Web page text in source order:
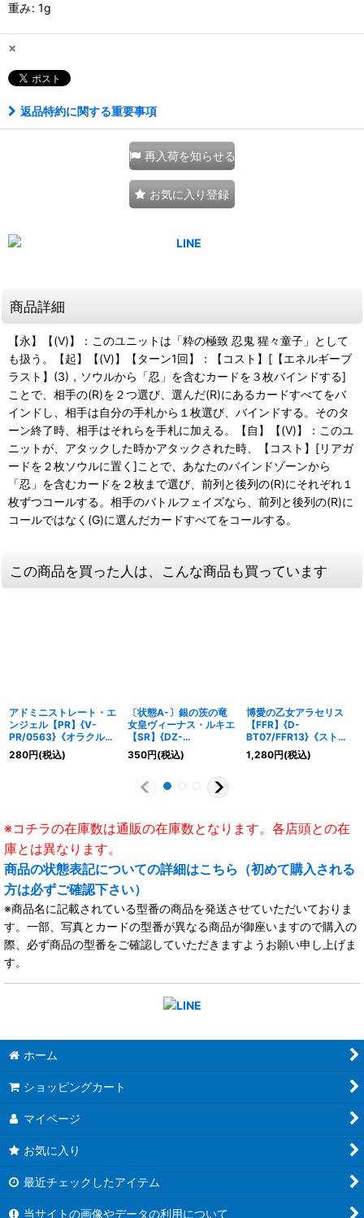
重み: 1g
×
返品特約に関する重要事項
再入荷を知らせる
お気に入り登録
商品詳細
【永】【(V)】：このユニットは「粋の極致 忍鬼 猩々童子」として
も扱う。【起】【(V)】【ターン1回】：【コスト】[【エネルギーブ
ラスト】(3)，ソウルから「忍」を含むカードを３枚バインドする]
ことで、相手の(R)を２つ選び、選んだ(R)にあるカードすべてをバ
インドし、相手は自分の手札から１枚選び、バインドする。そのタ
ーン終了時、相手はそれらを手札に加える。【自】【(V)】：このユ
ニットが、アタックした時かアタックされた時、【コスト】[リアガ
ードを２枚ソウルに置く]ことで、あなたのバインドゾーンから
「忍」を含むカードを２枚まで選び、前列と後列の(R)にそれぞれ１
枚ずつコールする。相手のバトルフェイズなら、前列と後列の(R)に
コールではなく(G)に選んだカードすべてをコールする。
この商品を買った人は、こんな商品も買っています
アドミニストレート・エ
ンジェル【PR】{V-
PR/0563}《オラクルシ
ンクタンク》
280円(税込)
〔状態A-〕銀の茨の竜
女皇ヴィーナス・ルキエ
【SR】{DZ-
BT03/SR11}《ダークス
テイツ》
350円(税込)
博愛の乙女アラセリス
【FFR】{D-
BT07/FFR13}《ストイ
ケイア》
1,280円(税込)
※コチラの在庫数は通販の在庫数となります。各店頭との在
庫とは異なります。
商品の状態表記についての詳細はこちら（初めて購入される
方は必ずご確認下さい）
※商品名に記載されている型番の商品を発送させていただいておりま
す。一部、写真とカードの型番が異なる商品が御座いますので購入の
際、必ず商品の型番をご確認していただきますようお願い申し上げま
す。
ホーム
ショッピングカート
マイページ
お気に入り
最近チェックしたアイテム
当サイトの画像やデータの利用について